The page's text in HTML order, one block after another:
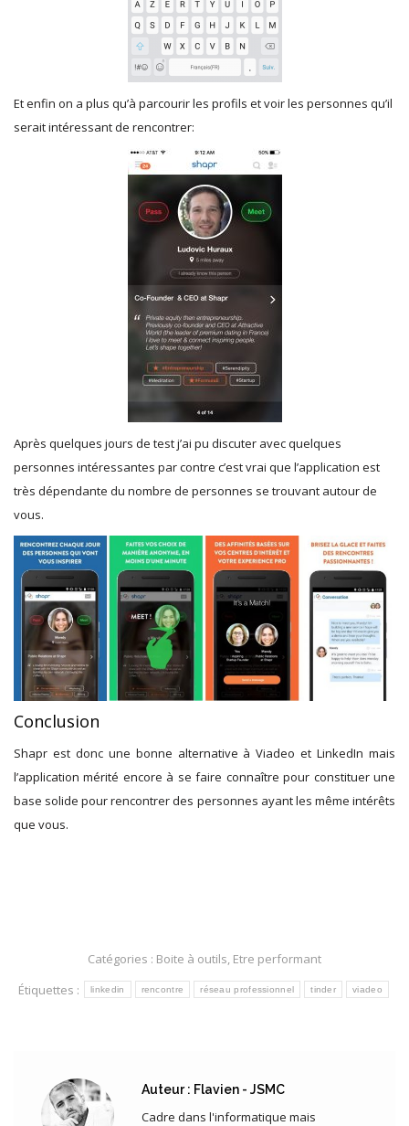
Et enfin on a plus qu’à parcourir les profils et voir les personnes qu’il
serait intéressant de rencontrer:
Après quelques jours de test j’ai pu discuter avec quelques
personnes intéressantes par contre c’est vrai que l’application est
très dépendante du nombre de personnes se trouvant autour de
vous.
Conclusion
Shapr est donc une bonne alternative à Viadeo et LinkedIn mais
l’application mérité encore à se faire connaître pour constituer une
base solide pour rencontrer des personnes ayant les même intérêts
que vous.
Catégories : Boite à outils, Etre performant
Étiquettes :
linkedin rencontre réseau professionnel tinder viadeo
Auteur : Flavien - JSMC
Cadre dans l'informatique mais